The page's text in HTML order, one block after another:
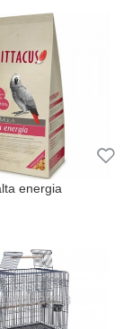
energia